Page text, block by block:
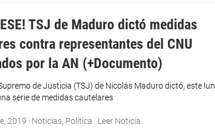
TSJ de Maduro dictó medidas
contra representantes del CNU
por la AN (+Documento)
de Justicia (TSJ) de Nicolás Maduro dictó, este
serie de medidas cautelares
2019 | Noticias, Política | Leer Noticia